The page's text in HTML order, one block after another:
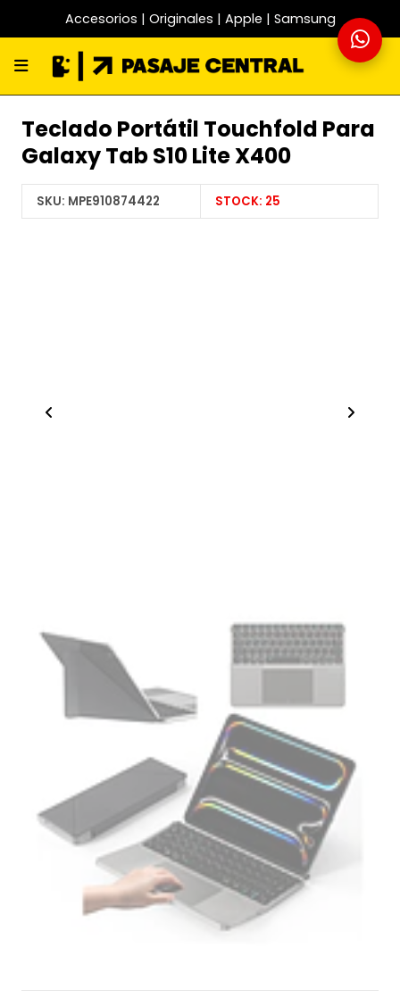
Accesorios | Originales | Apple | Samsung
Teclado Portátil Touchfold Para
Galaxy Tab S10 Lite X400
SKU: MPE910874422 STOCK: 25